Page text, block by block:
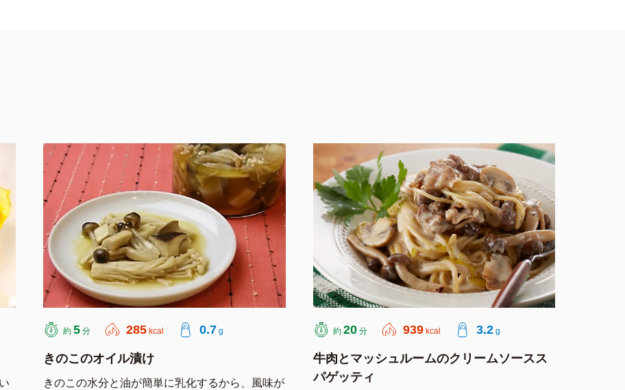
約 5 分 285 kcal 0.7 g
きのこのオイル漬け
きのこの水分と油が簡単に乳化するから、風味が
約 20 分 939 kcal 3.2 g
牛肉とマッシュルームのクリームソースス
パゲッティ